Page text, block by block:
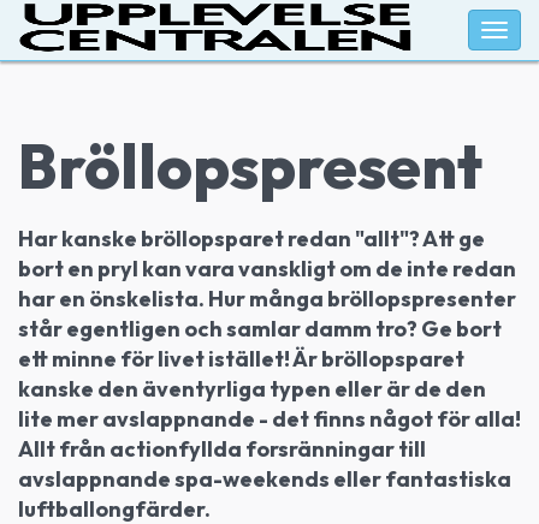
Bröllopspresent
Har kanske bröllopsparet redan "allt"? Att ge
bort en pryl kan vara vanskligt om de inte redan
har en önskelista. Hur många bröllopspresenter
står egentligen och samlar damm tro? Ge bort
ett minne för livet istället! Är bröllopsparet
kanske den äventyrliga typen eller är de den
lite mer avslappnande - det finns något för alla!
Allt från actionfyllda forsränningar till
avslappnande spa-weekends eller fantastiska
luftballongfärder.